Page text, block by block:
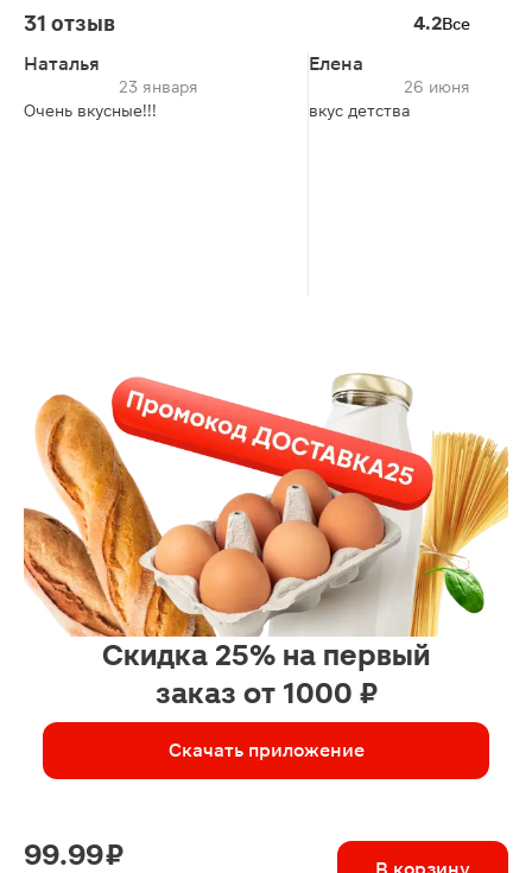
31 отзыв 4.2Все
Наталья
23 января
Очень вкусные!!!
Елена
26 июня
вкус детства
Скидка 25% на первый
заказ от 1000 ₽
Скачать приложение
99.99 ₽ В корзину